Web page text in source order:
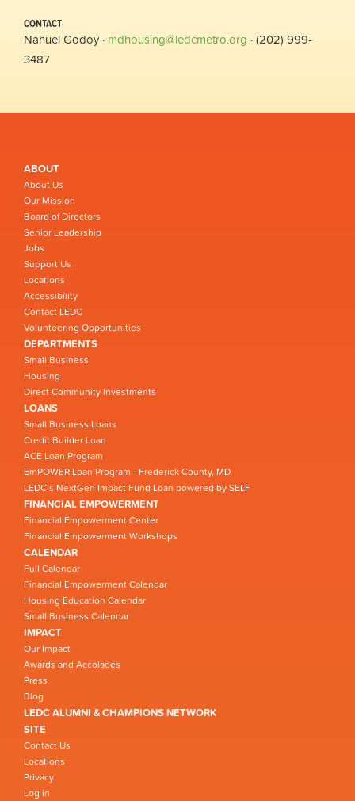
CONTACT
Nahuel Godoy · mdhousing@ledcmetro.org · (202) 999-
3487
ABOUT
About Us
Our Mission
Board of Directors
Senior Leadership
Jobs
Support Us
Locations
Accessibility
Contact LEDC
Volunteering Opportunities
DEPARTMENTS
Small Business
Housing
Direct Community Investments
LOANS
Small Business Loans
Credit Builder Loan
ACE Loan Program
EmPOWER Loan Program - Frederick County, MD
LEDC’s NextGen Impact Fund Loan powered by SELF
FINANCIAL EMPOWERMENT
Financial Empowerment Center
Financial Empowerment Workshops
CALENDAR
Full Calendar
Financial Empowerment Calendar
Housing Education Calendar
Small Business Calendar
IMPACT
Our Impact
Awards and Accolades
Press
Blog
LEDC ALUMNI & CHAMPIONS NETWORK
SITE
Contact Us
Locations
Privacy
Log in